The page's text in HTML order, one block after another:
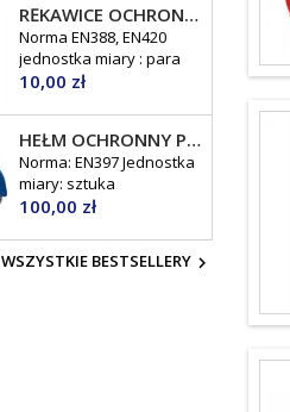
RĘKAWICE OCHRONNE POWLEKANE PCV POLYRED 45 CM
Norma EN388, EN420
jednostka miary : para
Cena
10,00 zł
HEŁM OCHRONNY PELTOR G3000CUV
Norma: EN397 Jednostka
miary: sztuka
Cena
100,00 zł
WSZYSTKIE BESTSELLERY 